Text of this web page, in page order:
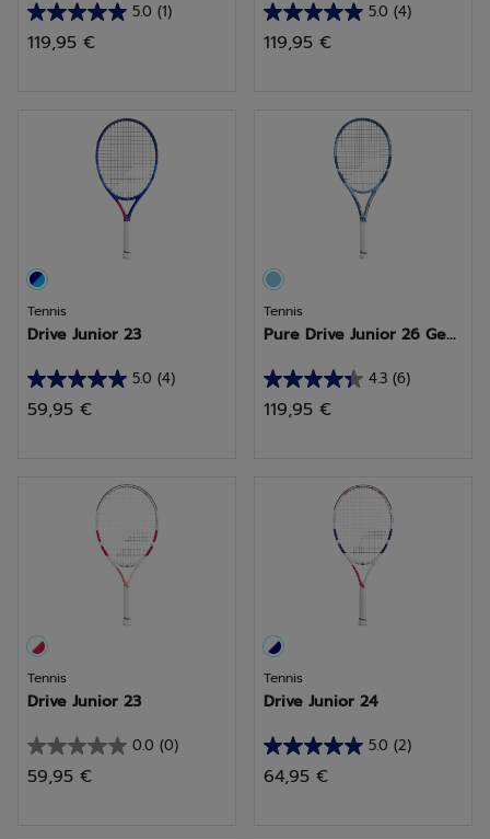
5.0 (1)
5.0
sur
119,95 €
5.0 (4)
5.0
sur
119,95 €
Tennis
Drive Junior 23
5.0 (4)
5.0
sur
59,95 €
Tennis
Pure Drive Junior 26 Ge...
4.3 (6)
4.3
sur
119,95 €
Tennis
Drive Junior 23
0.0 (0)
0.0
sur
59,95 €
Tennis
Drive Junior 24
5.0 (2)
5.0
sur
64,95 €